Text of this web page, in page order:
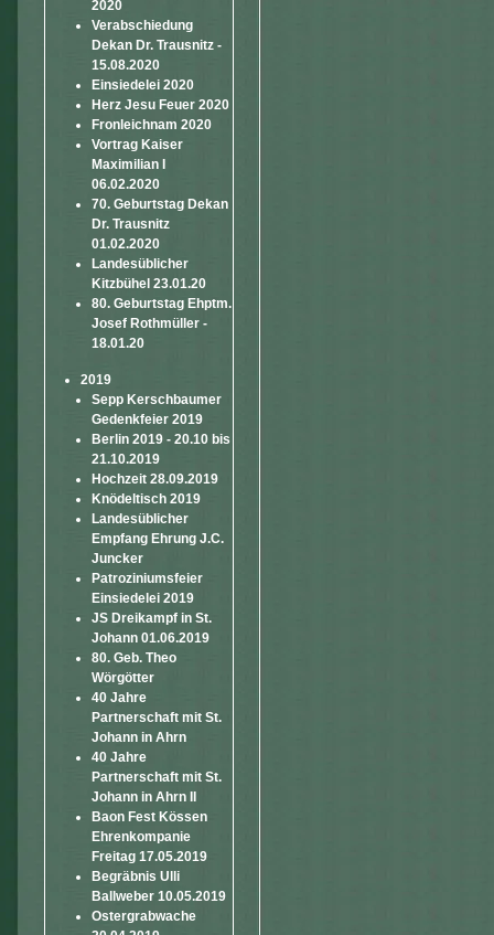
2020
Verabschiedung
Dekan Dr. Trausnitz -
15.08.2020
Einsiedelei 2020
Herz Jesu Feuer 2020
Fronleichnam 2020
Vortrag Kaiser
Maximilian I
06.02.2020
70. Geburtstag Dekan
Dr. Trausnitz
01.02.2020
Landesüblicher
Kitzbühel 23.01.20
80. Geburtstag Ehptm.
Josef Rothmüller -
18.01.20
2019
Sepp Kerschbaumer
Gedenkfeier 2019
Berlin 2019 - 20.10 bis
21.10.2019
Hochzeit 28.09.2019
Knödeltisch 2019
Landesüblicher
Empfang Ehrung J.C.
Juncker
Patroziniumsfeier
Einsiedelei 2019
JS Dreikampf in St.
Johann 01.06.2019
80. Geb. Theo
Wörgötter
40 Jahre
Partnerschaft mit St.
Johann in Ahrn
40 Jahre
Partnerschaft mit St.
Johann in Ahrn II
Baon Fest Kössen
Ehrenkompanie
Freitag 17.05.2019
Begräbnis Ulli
Ballweber 10.05.2019
Ostergrabwache